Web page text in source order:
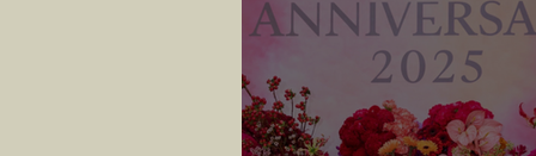
Bangkok’